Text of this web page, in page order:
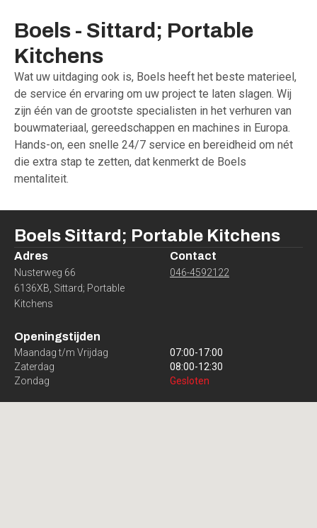
Boels - Sittard; Portable
Kitchens
Wat uw uitdaging ook is, Boels heeft het beste materieel,
de service én ervaring om uw project te laten slagen. Wij
zijn één van de grootste specialisten in het verhuren van
bouwmateriaal, gereedschappen en machines in Europa.
Hands-on, een snelle 24/7 service en bereidheid om nét
die extra stap te zetten, dat kenmerkt de Boels
mentaliteit.
Boels Sittard; Portable Kitchens
Adres
Nusterweg 66
6136XB Sittard; Portable
Kitchens
Contact
046-4592122
Openingstijden
Maandag t/m Vrijdag 07:00-17:00
Zaterdag
08:00-12:30
Zondag
Gesloten